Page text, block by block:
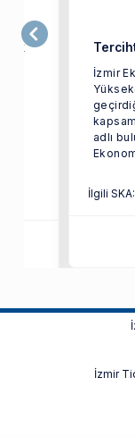
İzmir
adlı
İlgili SKA:
İzmir